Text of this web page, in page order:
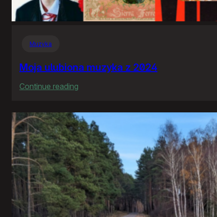
Muzyka
Moja ulubiona muzyka z 2024
Continue reading
ulubiona
muzyka
z
2024